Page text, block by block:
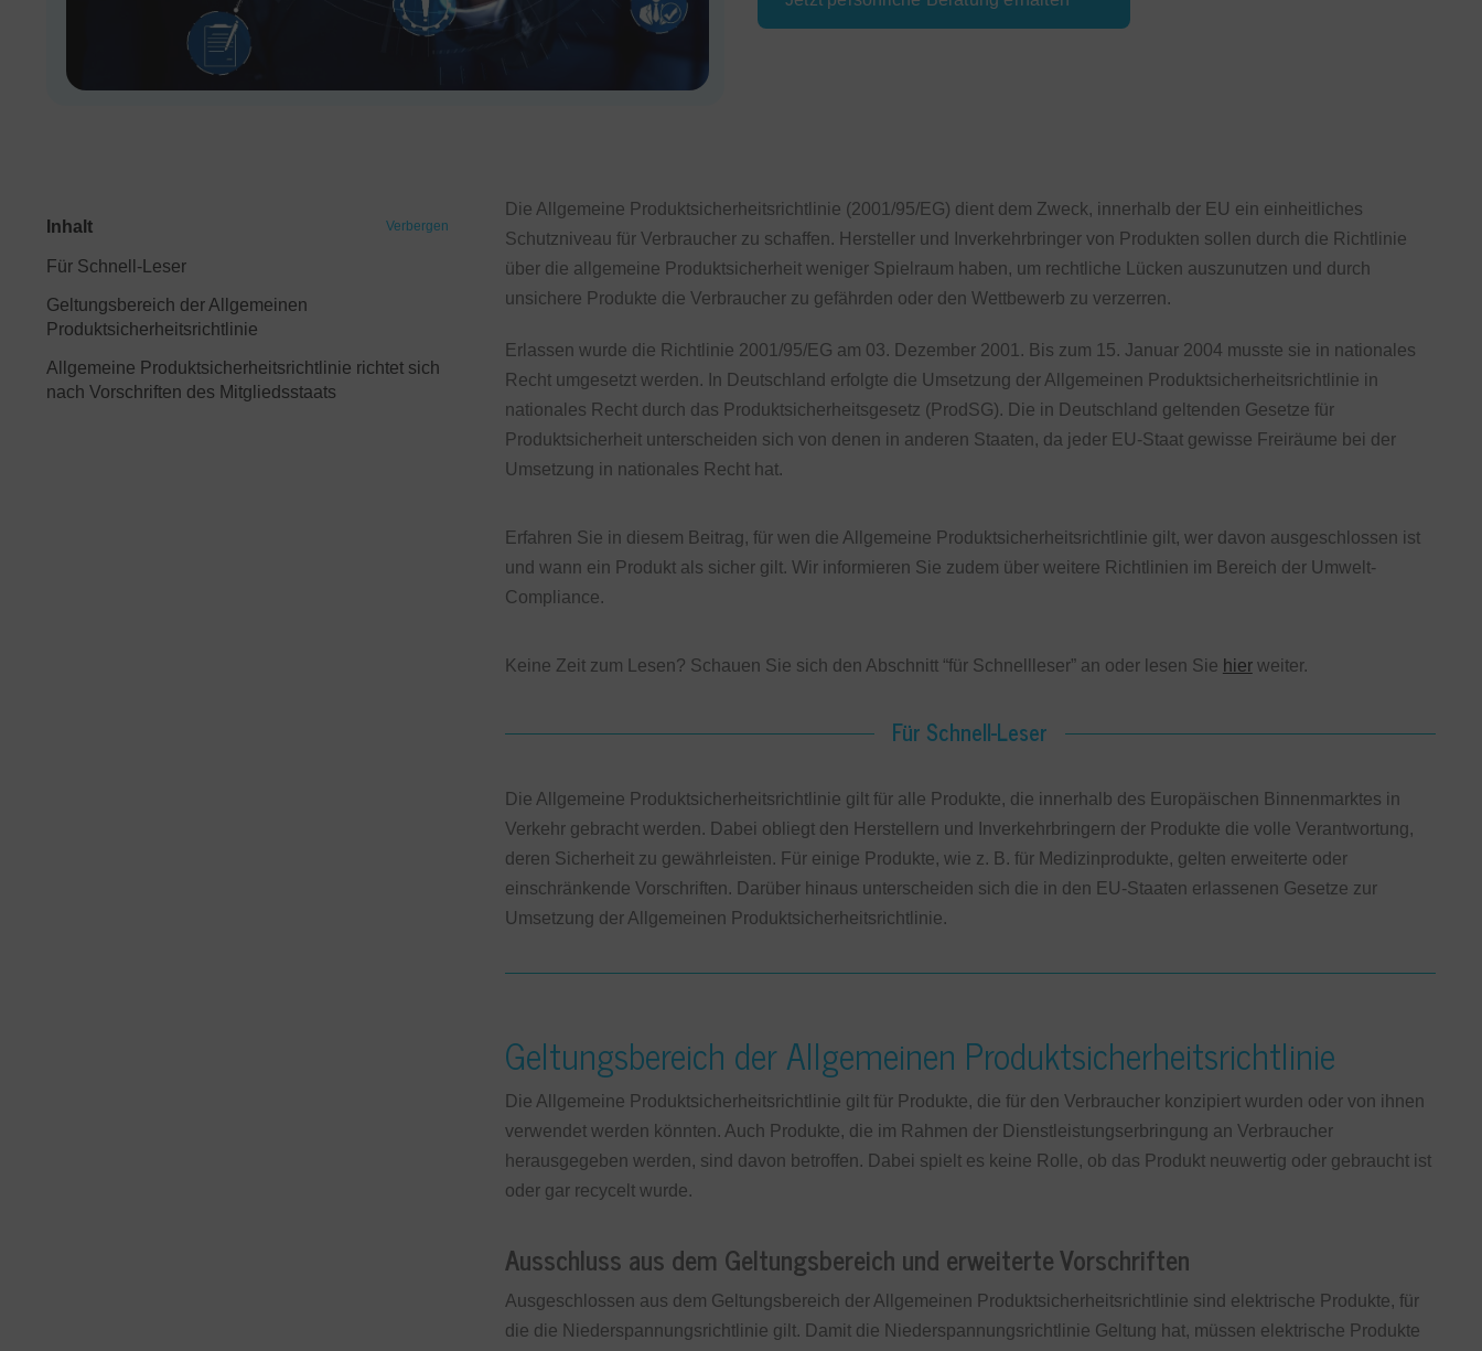
Inhalt Verbergen
Für Schnell-Leser
Geltungsbereich der Allgemeinen
Produktsicherheitsrichtlinie
Allgemeine Produktsicherheitsrichtlinie richtet sich
nach Vorschriften des Mitgliedsstaats
Die Allgemeine Produktsicherheitsrichtlinie (2001/95/EG) dient dem Zweck, innerhalb der EU ein einheitliches
Schutzniveau für Verbraucher zu schaffen. Hersteller und Inverkehrbringer von Produkten sollen durch die Richtlinie
über die allgemeine Produktsicherheit weniger Spielraum haben, um rechtliche Lücken auszunutzen und durch
unsichere Produkte die Verbraucher zu gefährden oder den Wettbewerb zu verzerren.
Erlassen wurde die Richtlinie 2001/95/EG am 03. Dezember 2001. Bis zum 15. Januar 2004 musste sie in nationales
Recht umgesetzt werden. In Deutschland erfolgte die Umsetzung der Allgemeinen Produktsicherheitsrichtlinie in
nationales Recht durch das Produktsicherheitsgesetz (ProdSG). Die in Deutschland geltenden Gesetze für
Produktsicherheit unterscheiden sich von denen in anderen Staaten, da jeder EU-Staat gewisse Freiräume bei der
Umsetzung in nationales Recht hat.
Erfahren Sie in diesem Beitrag, für wen die Allgemeine Produktsicherheitsrichtlinie gilt, wer davon ausgeschlossen ist
und wann ein Produkt als sicher gilt. Wir informieren Sie zudem über weitere Richtlinien im Bereich der Umwelt-
Compliance.
Keine Zeit zum Lesen? Schauen Sie sich den Abschnitt “für Schnellleser” an oder lesen Sie hierweiter.
Für Schnell-Leser
Die Allgemeine Produktsicherheitsrichtlinie gilt für alle Produkte, die innerhalb des Europäischen Binnenmarktes in
Verkehr gebracht werden. Dabei obliegt den Herstellern und Inverkehrbringern der Produkte die volle Verantwortung,
deren Sicherheit zu gewährleisten. Für einige Produkte, wie z. B. für Medizinprodukte, gelten erweiterte oder
einschränkende Vorschriften. Darüber hinaus unterscheiden sich die in den EU-Staaten erlassenen Gesetze zur
Umsetzung der Allgemeinen Produktsicherheitsrichtlinie.
Geltungsbereich der Allgemeinen Produktsicherheitsrichtlinie
Die Allgemeine Produktsicherheitsrichtlinie gilt für Produkte, die für den Verbraucher konzipiert wurden oder von ihnen
verwendet werden könnten. Auch Produkte, die im Rahmen der Dienstleistungserbringung an Verbraucher
herausgegeben werden, sind davon betroffen. Dabei spielt es keine Rolle, ob das Produkt neuwertig oder gebraucht ist
oder gar recycelt wurde.
Ausschluss aus dem Geltungsbereich und erweiterte Vorschriften
Ausgeschlossen aus dem Geltungsbereich der Allgemeinen Produktsicherheitsrichtlinie sind elektrische Produkte, für
die die Niederspannungsrichtlinie gilt. Damit die Niederspannungsrichtlinie Geltung hat, müssen elektrische Produkte